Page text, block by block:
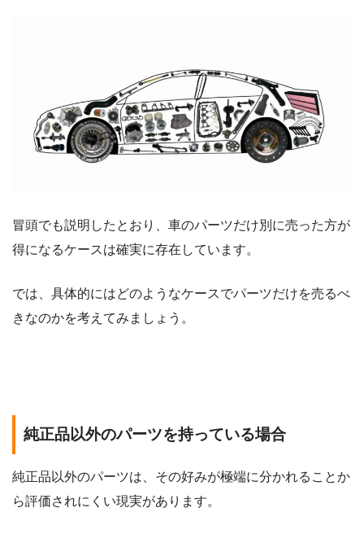
冒頭でも説明したとおり、車のパーツだけ別に売った方が
得になるケースは確実に存在しています。
では、具体的にはどのようなケースでパーツだけを売るべ
きなのかを考えてみましょう。
純正品以外のパーツを持っている場合
純正品以外のパーツは、その好みが極端に分かれることか
ら評価されにくい現実があります。